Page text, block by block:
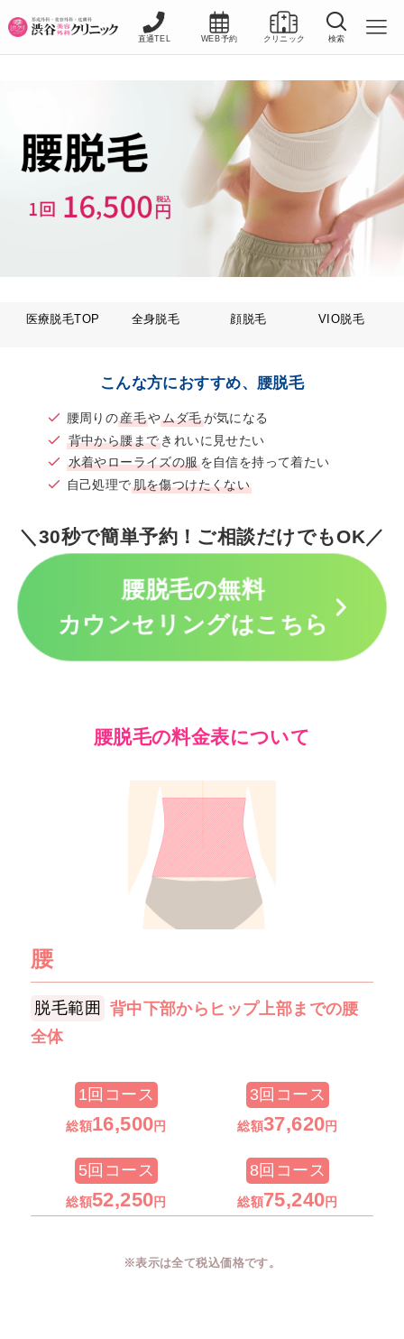
直通TEL WEB予約 クリニック 検索
医療脱毛TOP 全身脱毛 顔脱毛 VIO脱毛
こんな方におすすめ、腰脱毛
腰周りの産毛やムダ毛が気になる
背中から腰まで きれいに見せたい
水着やローライズの服を自信を持って着たい
自己処理で肌を傷つけたくない
＼30秒で簡単予約！ご相談だけでもOK／
腰脱毛の無料
カウンセリングはこちら
腰脱毛の料金表について
腰
脱毛範囲
背中下部からヒップ上部までの腰
全体
1回コース
総額16,500円
3回コース
総額37,620円
5回コース
総額52,250円
8回コース
総額75,240円
※表示は全て税込価格です。